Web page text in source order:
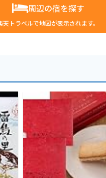
周辺の宿を探す
天トラベルで地図が表示されます。